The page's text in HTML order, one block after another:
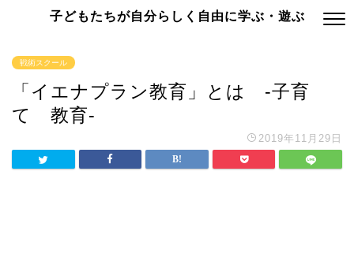
子どもたちが自分らしく自由に学ぶ・遊ぶ
戦術スクール
「イエナプラン教育」とは -子育
て 教育-
2019年11月29日